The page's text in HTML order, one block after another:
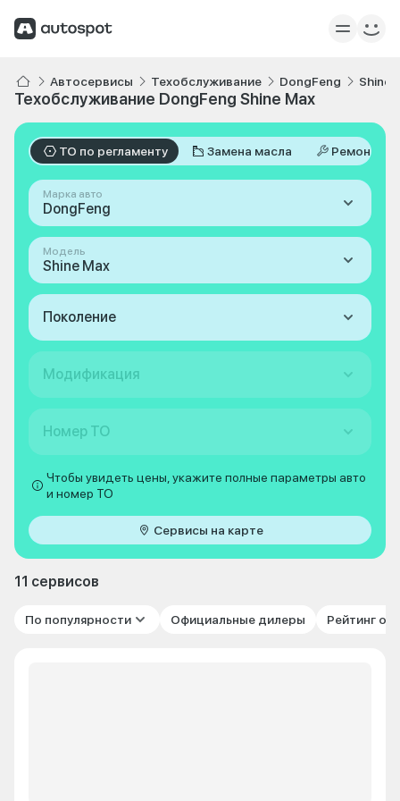
Автосервисы Техобслуживание DongFeng Shine
Техобслуживание DongFeng Shine Max
ТО по регламенту Замена масла Ремонт
Марка авто
DongFeng
Модель
Shine Max
Поколение
Модификация
Номер ТО
Чтобы увидеть цены, укажите полные параметры авто
и номер ТО
Сервисы на карте
11 сервисов
По популярности Официальные дилеры Рейтинг